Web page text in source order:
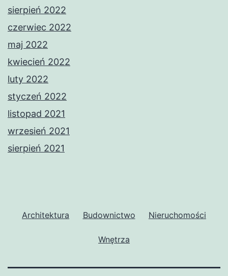
sierpień 2022
czerwiec 2022
maj 2022
kwiecień 2022
luty 2022
styczeń 2022
listopad 2021
wrzesień 2021
sierpień 2021
Architektura Budownictwo Nieruchomości
Wnętrza